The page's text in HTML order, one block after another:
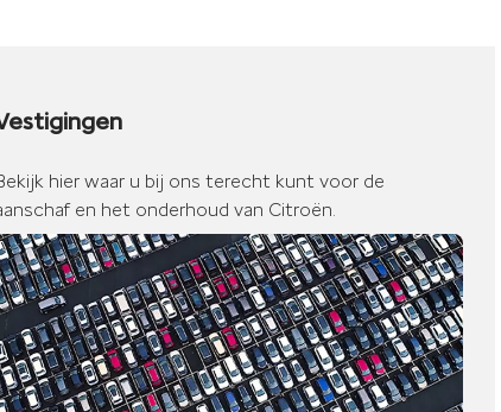
hier waar u bij ons terecht kunt voor de
en het onderhoud van Citroën.